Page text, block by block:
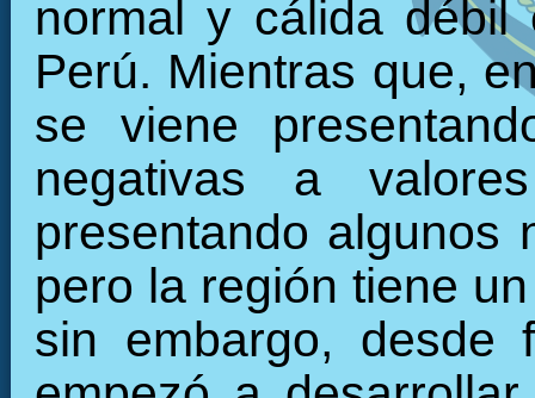
normal y cálida
Perú. Mientras que,
se viene
negativas a
presentando algunos
pero la región tiene
sin embargo,